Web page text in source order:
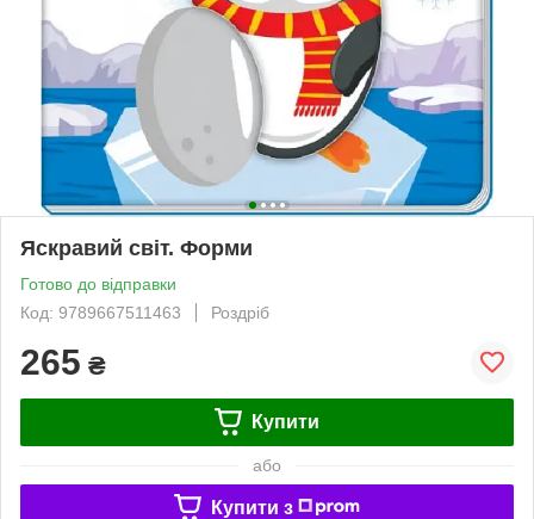
Яскравий світ. Форми
Готово до відправки
Код: 9789667511463
Роздріб
265 ₴
Купити
або
Купити з